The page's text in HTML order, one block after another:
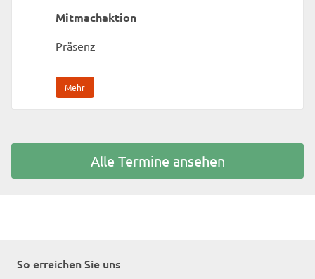
Mitmachaktion
Präsenz
Mehr
Alle Termine ansehen
So erreichen Sie uns